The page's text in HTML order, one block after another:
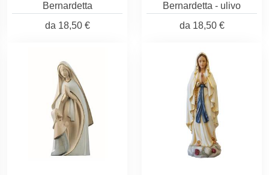
Bernardetta
da 18,50 €
Bernardetta - ulivo
da 18,50 €